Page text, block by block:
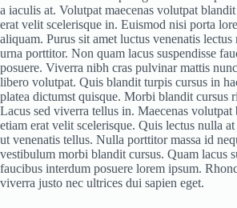
a iaculis at. Volutpat maecenas volutpat
erat velit scelerisque in. Euismod nisi porta
aliquam. Purus sit amet luctus venenatis
urna porttitor. Non quam lacus suspendisse
posuere. Viverra nibh cras pulvinar mattis
libero volutpat. Quis blandit turpis cursus in
platea dictumst quisque. Morbi blandit cursus
Lacus sed viverra tellus in. Maecenas
etiam erat velit scelerisque. Quis lectus nulla
ut venenatis tellus. Nulla porttitor massa id
vestibulum morbi blandit cursus. Quam lacus
faucibus interdum posuere lorem ipsum.
viverra justo nec ultrices dui sapien eget.